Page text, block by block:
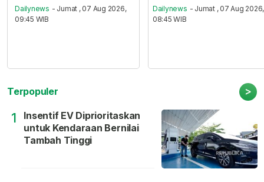
Dailynews - Jumat , 07 Aug 2026,
09:45 WIB
Dailynews - Jumat , 07 Aug 2026,
08:45 WIB
Terpopuler >
1
Insentif EV Diprioritaskan
untuk Kendaraan Bernilai
Tambah Tinggi